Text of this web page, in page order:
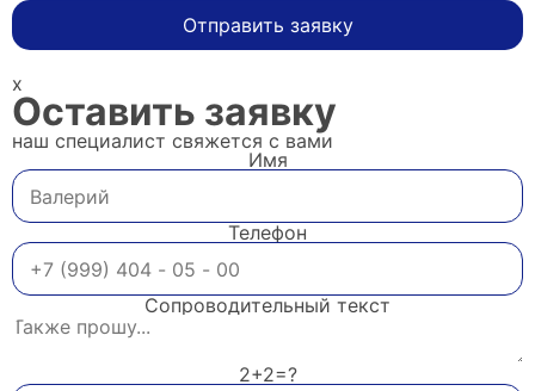
Отправить заявку
x
Оставить заявку
наш специалист свяжется с вами
Имя
Телефон
Сопроводительный текст
2+2=?